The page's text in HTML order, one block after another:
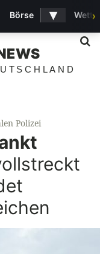
Polizei
Börse ▾ ›